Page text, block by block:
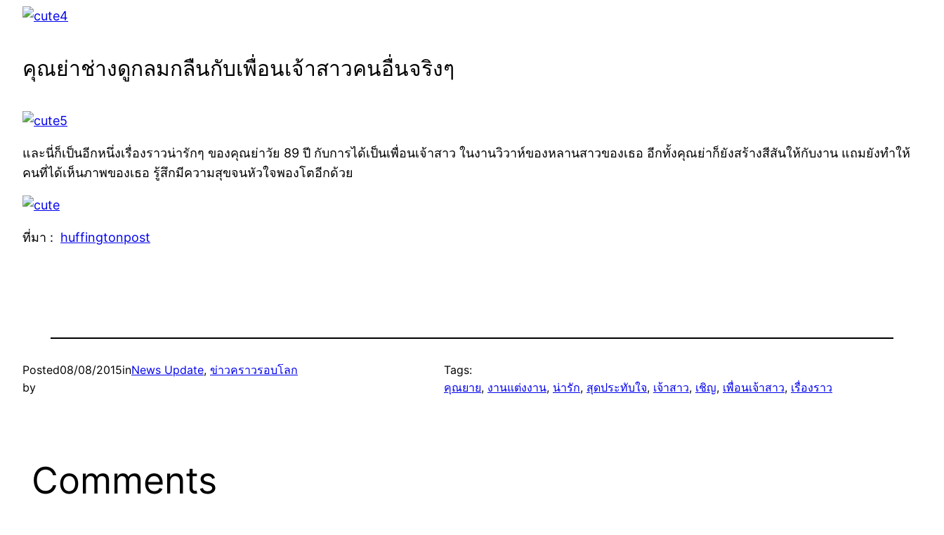
คุณย่าช่างดูกลมกลืนกับเพื่อนเจ้าสาวคนอื่นจริงๆ
และนี่ก็เป็นอีกหนึ่งเรื่องราวน่ารักๆ ของคุณย่าวัย 89 ปี กับการได้เป็นเพื่อนเจ้าสาว ในงานวิวาห์ของหลานสาวของเธอ อีกทั้งคุณย่าก็ยังสร้างสีสันให้กับงาน แถมยังทำให้
คนที่ได้เห็นภาพของเธอ รู้สึกมีความสุขจนหัวใจพองโตอีกด้วย
ที่มา : huffingtonpost
Posted08/08/2015inNews Update, ข่าวคราวรอบโลก
by
Tags:
คุณยาย, งานแต่งงาน, น่ารัก, สุดประทับใจ, เจ้าสาว, เชิญ, เพื่อนเจ้าสาว, เรื่องราว
Comments